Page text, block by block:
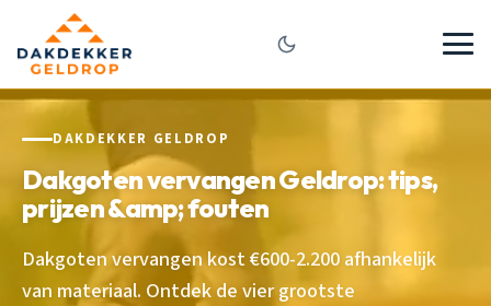
DAKDEKKER GELDROP
Dakgoten vervangen Geldrop: tips,
prijzen &amp; fouten
Dakgoten vervangen kost €600-2.200 afhankelijk
van materiaal. Ontdek de vier grootste